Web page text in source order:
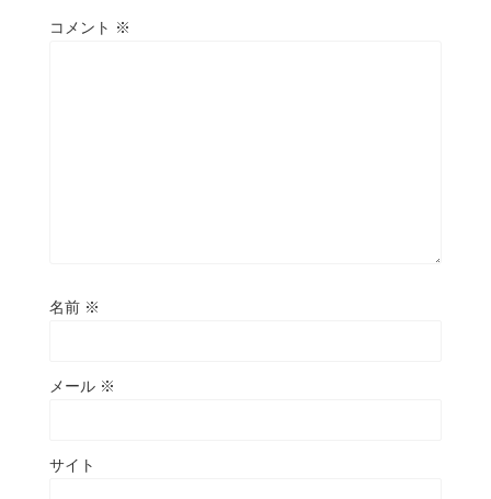
コメント ※
名前 ※
メール ※
サイト